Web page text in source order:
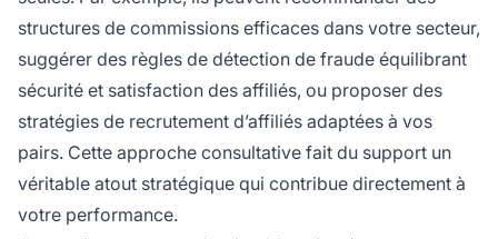
structures de commissions efficaces dans votre secteur,
suggérer des règles de détection de fraude équilibrant
sécurité et satisfaction des affiliés, ou proposer des
stratégies de recrutement d’affiliés adaptées à vos
pairs. Cette approche consultative fait du support un
véritable atout stratégique qui contribue directement à
votre performance.